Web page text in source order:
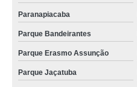
Paranapiacaba
Parque Bandeirantes
Parque Erasmo Assunção
Parque Jaçatuba